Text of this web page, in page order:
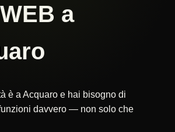
a
è a Acquaro e hai bisogno di
davvero — non solo che